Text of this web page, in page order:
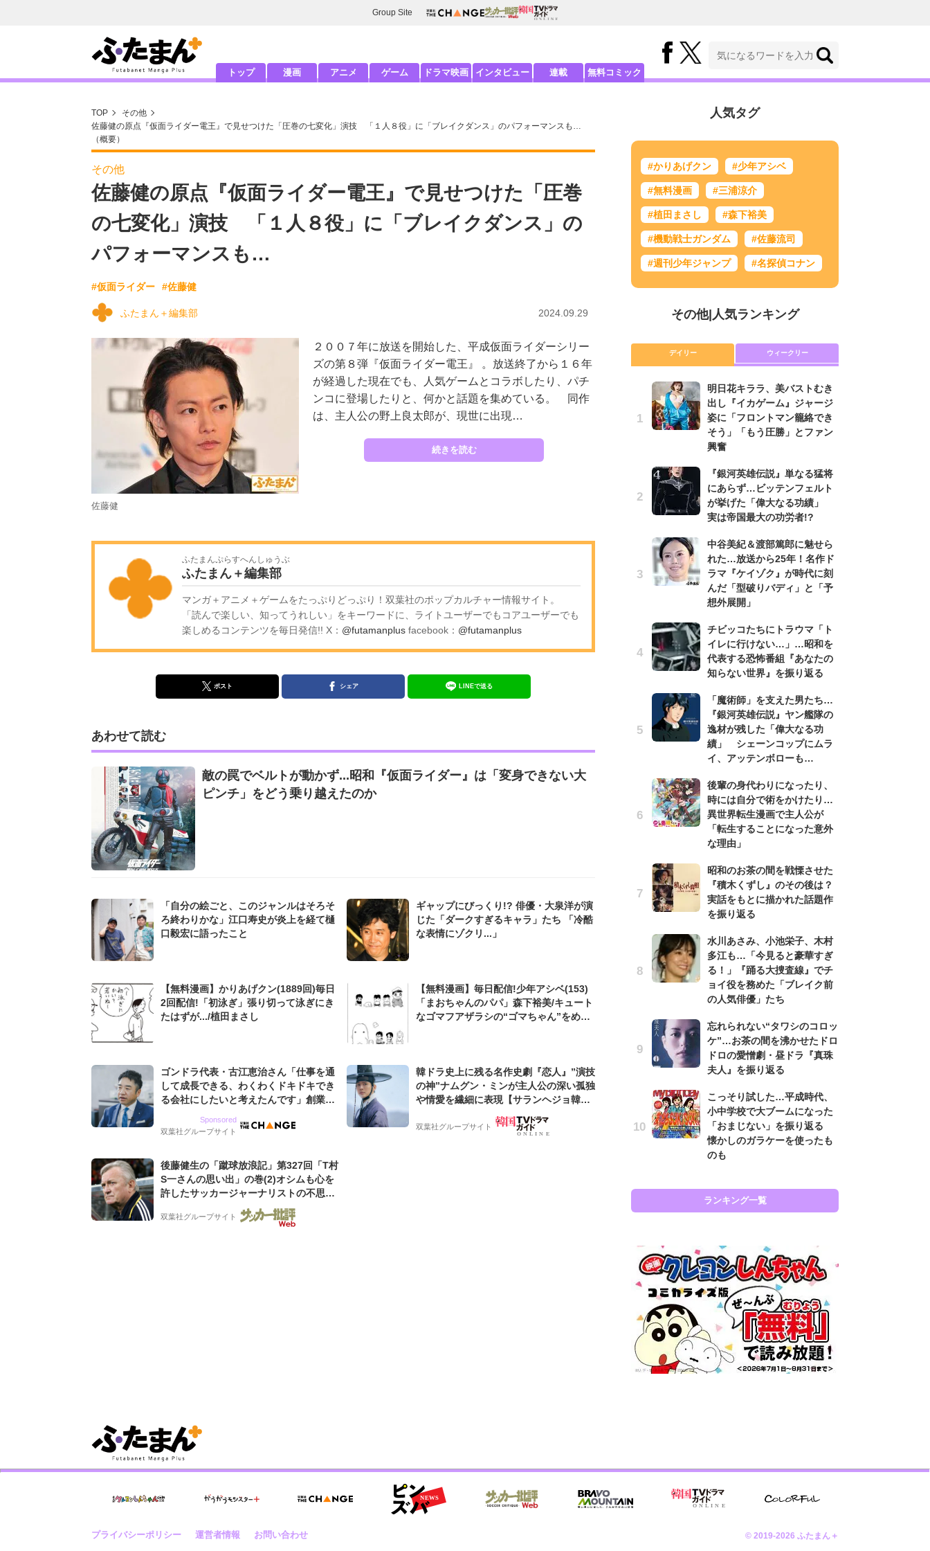
Group Site
トップ 漫画 アニメ ゲーム ドラマ映画 インタビュー 連載 無料コミック
TOP
その他
佐藤健の原点『仮面ライダー電王』で見せつけた「圧巻の七変化」演技 「１人８役」に「ブレイクダンス」のパフォーマンスも…
（概要）
その他
佐藤健の原点『仮面ライダー電王』で見せつけた「圧巻
の七変化」演技 「１人８役」に「ブレイクダンス」の
パフォーマンスも…
#仮面ライダー #佐藤健
ふたまん＋編集部 2024.09.29
佐藤健
２００７年に放送を開始した、平成仮面ライダーシリー
ズの第８弾『仮面ライダー電王』 。放送終了から１６年
が経過した現在でも、人気ゲームとコラボしたり、パチ
ンコに登場したりと、何かと話題を集めている。 同作
は、主人公の野上良太郎が、現世に出現…
続きを読む
ふたまんぷらすへんしゅうぶ
ふたまん＋編集部
マンガ＋アニメ＋ゲームをたっぷりどっぷり！双葉社のポップカルチャー情報サイト。
「読んで楽しい、知ってうれしい」をキーワードに、ライトユーザーでもコアユーザーでも
楽しめるコンテンツを毎日発信!! X： @futamanplus facebook： @futamanplus
ポスト シェア LINEで送る
あわせて読む
敵の罠でベルトが動かず...昭和『仮面ライダー』は「変身できない大
ピンチ」をどう乗り越えたのか
「自分の絵ごと、このジャンルはそろそ
ろ終わりかな」江口寿史が炎上を経て樋
口毅宏に語ったこと
ギャップにびっくり!? 俳優・大泉洋が演
じた「ダークすぎるキャラ」たち 「冷酷
な表情にゾクリ...」
【無料漫画】かりあげクン(1889回)毎日
2回配信!「初泳ぎ」張り切って泳ぎにき
たはずが.../植田まさし
【無料漫画】毎日配信!少年アシベ(153)
「まおちゃんのパパ」森下裕美/キュート
なゴマフアザラシの“ゴマちゃん”をめぐ
ゴンドラ代表・古江恵治さん「仕事を通
して成長できる、わくわくドキドキでき
る会社にしたいと考えたんです」創業来
グ会社のアイデンティティ
Sponsored
双葉社グループサイト
韓ドラ史上に残る名作史劇『恋人』”演技
の神”ナムグン・ミンが主人公の深い孤独
や情愛を繊細に表現【サランヘジョ韓ド
双葉社グループサイト
後藤健生の「蹴球放浪記」第327回「T村
S一さんの思い出」の巻(2)オシムも心を
許したサッカージャーナリストの不思議
な人徳。全州のはずが原州へ? 愛すべき
男の“大迷子”伝説
双葉社グループサイト
人気タグ
#かりあげクン #少年アシベ
#無料漫画 #三浦涼介
#植田まさし #森下裕美
#機動戦士ガンダム #佐藤流司
#週刊少年ジャンプ #名探偵コナン
その他| 人気ランキング
デイリー ウィークリー
明日花キララ、美バストむき
出し『イカゲーム』ジャージ
姿に「フロントマン籠絡でき
そう」「もう圧勝」とファン
興奮
『銀河英雄伝説』単なる猛将
にあらず…ビッテンフェルト
が挙げた「偉大なる功績」
実は帝国最大の功労者!?
中谷美紀＆渡部篤郎に魅せら
れた…放送から25年！名作ド
ラマ『ケイゾク』が時代に刻
んだ「型破りバディ」と「予
想外展開」
チビッコたちにトラウマ「ト
イレに行けない…」…昭和を
代表する恐怖番組『あなたの
知らない世界』を振り返る
「魔術師」を支えた男たち…
『銀河英雄伝説』ヤン艦隊の
逸材が残した「偉大なる功
績」 シェーンコップにムラ
イ、アッテンボローも…
後輩の身代わりになったり、
時には自分で術をかけたり…
異世界転生漫画で主人公が
「転生することになった意外
な理由」
昭和のお茶の間を戦慄させた
『積木くずし』のその後は？
実話をもとに描かれた話題作
を振り返る
水川あさみ、小池栄子、木村
多江も…「今見ると豪華すぎ
る！」『踊る大捜査線』でチ
ョイ役を務めた「ブレイク前
の人気俳優」たち
忘れられない“タワシのコロッ
ケ”…お茶の間を沸かせたドロ
ドロの愛憎劇・昼ドラ『真珠
夫人』を振り返る
こっそり試した…平成時代、
小中学校で大ブームになった
「おまじない」を振り返る
懐かしのガラケーを使ったも
のも
ランキング一覧
プライバシーポリシー 運営者情報 お問い合わせ © 2019-2026 ふたまん＋